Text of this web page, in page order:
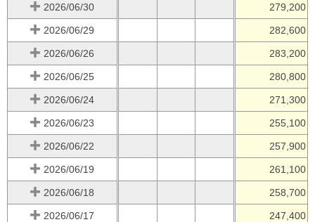
2026/06/30
279,200
2026/06/29 282,600
2026/06/26 283,200
2026/06/25 280,800
2026/06/24 271,300
2026/06/23 255,100
2026/06/22 257,900
2026/06/19 261,100
2026/06/18 258,700
2026/06/17 247,400